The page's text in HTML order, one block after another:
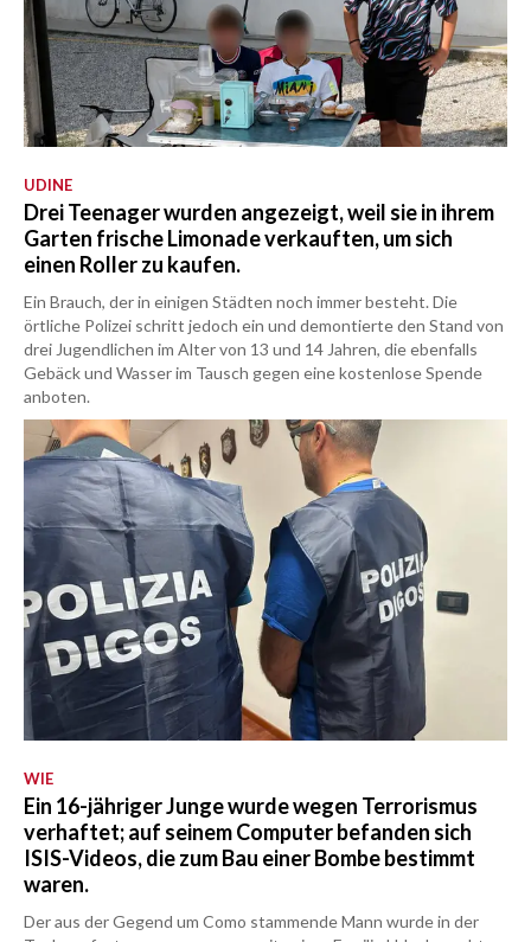
UDINE
Drei Teenager wurden angezeigt, weil sie in ihrem
Garten frische Limonade verkauften, um sich
einen Roller zu kaufen.
Ein Brauch, der in einigen Städten noch immer besteht. Die
örtliche Polizei schritt jedoch ein und demontierte den Stand von
drei Jugendlichen im Alter von 13 und 14 Jahren, die ebenfalls
Gebäck und Wasser im Tausch gegen eine kostenlose Spende
anboten.
WIE
Ein 16-jähriger Junge wurde wegen Terrorismus
verhaftet; auf seinem Computer befanden sich
ISIS-Videos, die zum Bau einer Bombe bestimmt
waren.
Der aus der Gegend um Como stammende Mann wurde in der